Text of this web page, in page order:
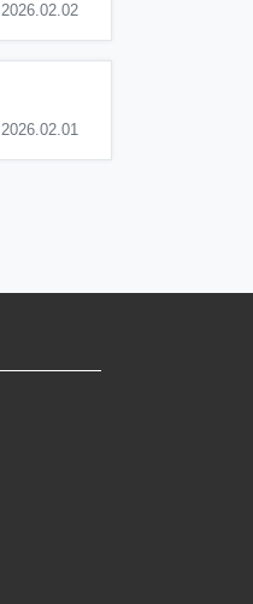
2026.02.02
2026.02.01